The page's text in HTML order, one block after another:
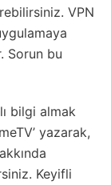
VPN
Sorun bu
bilgi almak
yazarak,
Keyifli